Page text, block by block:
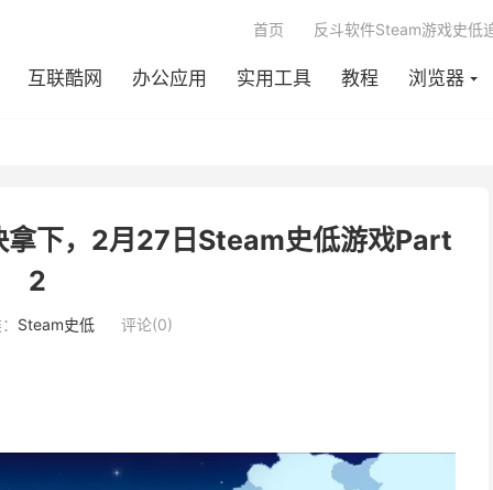
互联酷网 办公应用 实用工具 教程 浏览器
首页 反斗软件Steam游戏史低
拿下，2月27日Steam史低游戏Part
2
Steam史低 评论(0)